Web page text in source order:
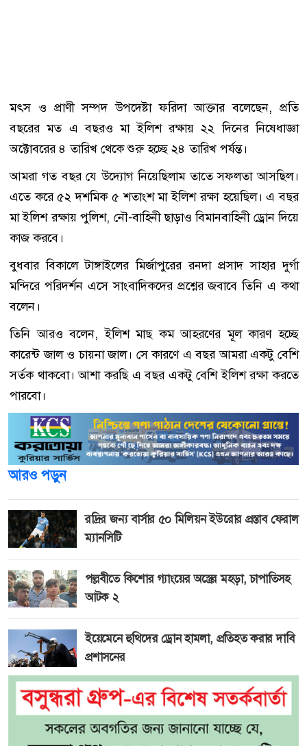
মৎস ও প্রাণী সম্পদ উপদেষ্টা ফরিদা আক্তার বলেছেন, প্রতি
বছরের মত এ বছরও মা ইলিশ রক্ষায় ২২ দিনের নিষেধাজ্ঞা
অক্টোবরের ৪ তারিখ থেকে শুরু হচ্ছে ২৪ তারিখ পর্যন্ত।
আমরা গত বছর যে উদ্যোগ নিয়েছিলাম তাতে সফলতা আসছিল।
এতে করে ৫২ দশমিক ৫ শতাংশ মা ইলিশ রক্ষা হয়েছিল। এ বছর
মা ইলিশ রক্ষায় পুলিশ, নৌ-বাহিনী ছাড়াও বিমানবাহিনী ড্রোন দিয়ে
কাজ করবে।
বুধবার বিকালে টাঙ্গাইলের মির্জাপুরের রনদা প্রসাদ সাহার দুর্গা
মন্দিরে পরিদর্শন এসে সাংবাদিকদের প্রশ্নের জবাবে তিনি এ কথা
বলেন।
তিনি আরও বলেন, ইলিশ মাছ কম আহরণের মূল কারণ হচ্ছে
কারেন্ট জাল ও চায়না জাল। সে কারণে এ বছর আমরা একটু বেশি
সর্তক থাকবো। আশা করছি এ বছর একটু বেশি ইলিশ রক্ষা করতে
পারবো।
আরও পড়ুন
রদ্রির জন্য বার্সার ৫০ মিলিয়ন ইউরোর প্রস্তাব ফেরাল
ম্যানসিটি
পল্লবীতে কিশোর গ্যাংয়ের অস্ত্রের মহড়া, চাপাতিসহ
আটক ২
ইয়েমেনে হুথিদের ড্রোন হামলা, প্রতিহত করার দাবি
প্রশাসনের